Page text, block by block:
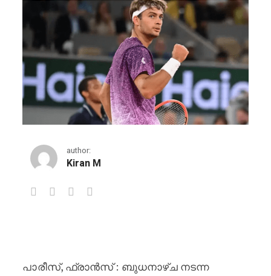
author:
Kiran M
പാരീസ്, ഫ്രാൻസ് : ബുധനാഴ്ച നടന്ന